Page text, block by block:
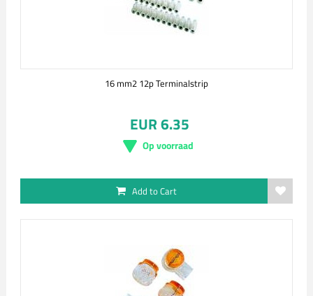
16 mm2 12p Terminalstrip
EUR 6.35
Op voorraad
Add to Cart